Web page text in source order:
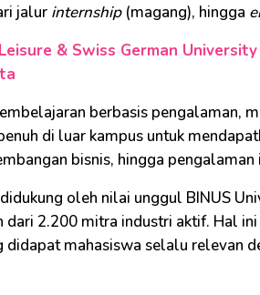
jalur internship(magang), hingga
& Swiss German
berbasis pengalaman,
di luar kampus untuk
bisnis, hingga
oleh nilai unggul BINUS
dari 2.200 mitra industri aktif. Hal
didapat mahasiswa selalu relevan